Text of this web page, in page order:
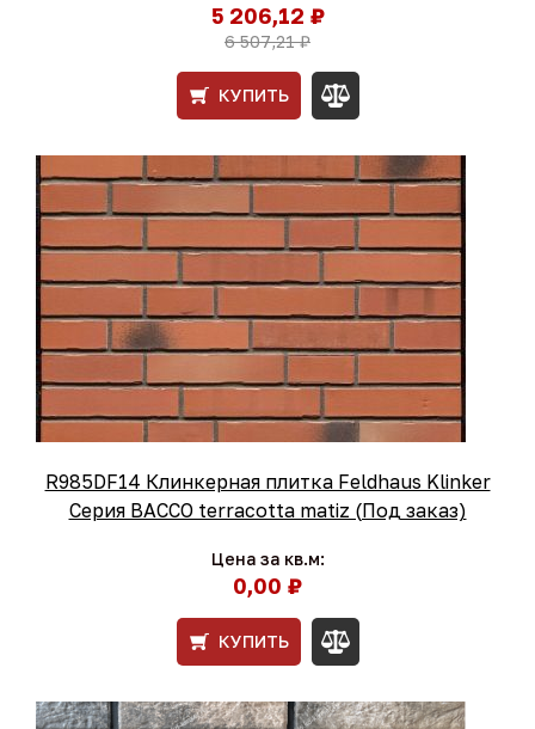
5 206,12 ₽
6 507,21 ₽
КУПИТЬ
R985DF14 Клинкерная плитка Feldhaus Klinker
Серия BACCO terracotta matiz (Под заказ)
Цена за кв.м:
0,00 ₽
КУПИТЬ